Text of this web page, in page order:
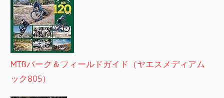
MTBパーク＆フィールドガイド（ヤエスメディアム
ック805）